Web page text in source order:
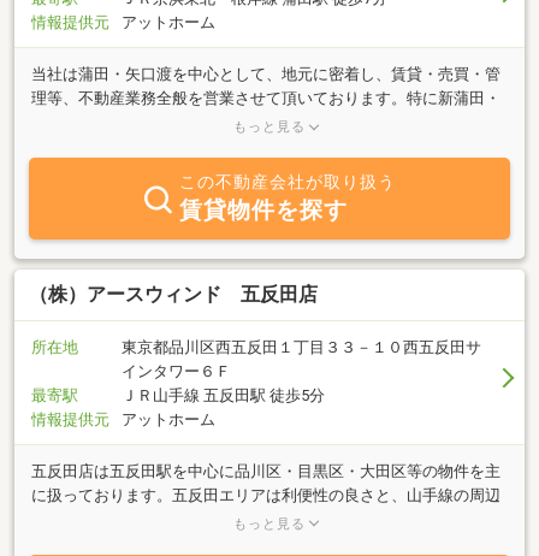
情報提供元
アットホーム
当社は蒲田・矢口渡を中心として、地元に密着し、賃貸・売買・管
理等、不動産業務全般を営業させて頂いております。特に新蒲田・
西蒲田・多摩川はいつでも物件豊富にご用意してあります。また売
さい。ＪＲ京浜東北線蒲田駅西口（南口）より徒歩７分、環八沿い
もっと見る
この不動産会社が取り扱う
賃貸物件を探す
（株）アースウィンド 五反田店
所在地
東京都品川区西五反田１丁目３３－１０西五反田サ
インタワー６Ｆ
最寄駅
ＪＲ山手線 五反田駅 徒歩5分
情報提供元
アットホーム
五反田店は五反田駅を中心に品川区・目黒区・大田区等の物件を主
に扱っております。五反田エリアは利便性の良さと、山手線の周辺
駅に比べて比較的賃料相場も安いという事もあり、今とても注目さ
もっと見る